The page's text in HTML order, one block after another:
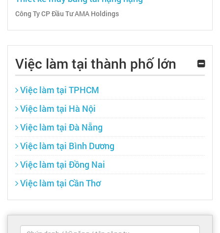
Công Ty CP Đầu Tư AMA Holdings
Việc làm tại thành phố lớn
Việc làm tại TPHCM
Việc làm tại Hà Nội
Việc làm tại Đà Nẵng
Việc làm tại Bình Dương
Việc làm tại Đồng Nai
Việc làm tại Cần Thơ